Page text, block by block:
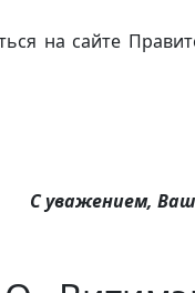
на сайте
С уважением,